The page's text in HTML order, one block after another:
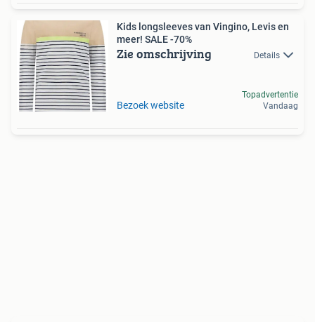
Kids longsleeves van Vingino, Levis en
meer! SALE -70%
Zie omschrijving Details
Bezoek website
Topadvertentie
Vandaag